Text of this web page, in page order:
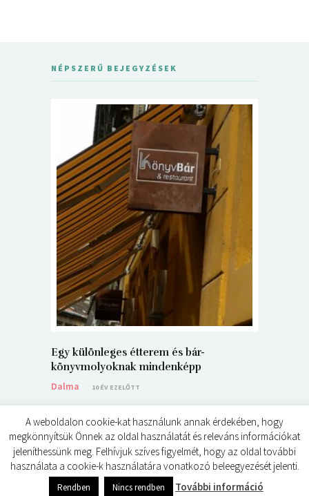
NÉPSZERŰ BEJEGYZÉSEK
Egy különleges étterem és bár-
könyvmolyoknak mindenképp
Dalma
10 ÉV EZELŐTT
© ÉDES KIS KÖNYVKRITIKÁK 2024
A weboldalon cookie-kat használunk annak érdekében, hogy
megkönnyítsük Önnek az oldal használatát és releváns információkat
jeleníthessünk meg. Felhívjuk szíves figyelmét, hogy az oldal további
használata a cookie-k használatára vonatkozó beleegyezését jelenti.
Rendben Nincs rendben További információ